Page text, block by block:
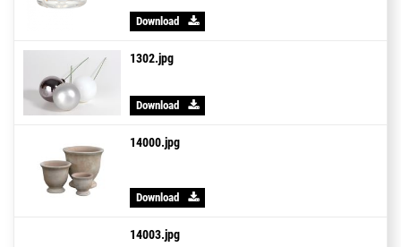
Download
1302.jpg
Download
14000.jpg
Download
14003.jpg